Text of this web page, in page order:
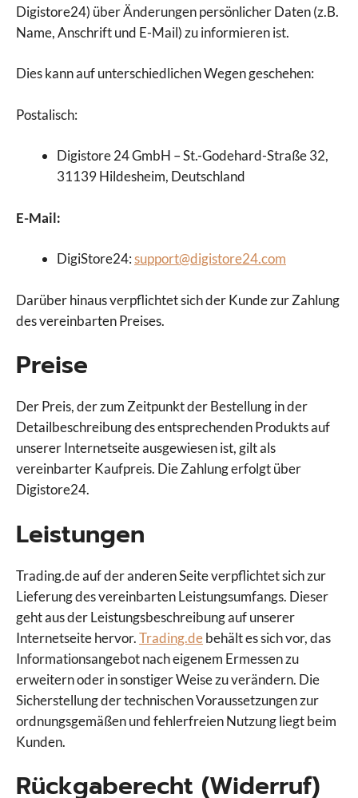
Digistore24) über Änderungen persönlicher Daten (z.B.
Name, Anschrift und E-Mail) zu informieren ist.
Dies kann auf unterschiedlichen Wegen geschehen:
Postalisch:
Digistore 24 GmbH – St.-Godehard-Straße 32,
31139 Hildesheim, Deutschland
E-Mail:
DigiStore24:support@digistore24.com
Darüber hinaus verpflichtet sich der Kunde zur Zahlung
des vereinbarten Preises.
Preise
Der Preis, der zum Zeitpunkt der Bestellung in der
Detailbeschreibung des entsprechenden Produkts auf
unserer Internetseite ausgewiesen ist, gilt als
vereinbarter Kaufpreis. Die Zahlung erfolgt über
Digistore24.
Leistungen
Trading.de auf der anderen Seite verpflichtet sich zur
Lieferung des vereinbarten Leistungsumfangs. Dieser
geht aus der Leistungsbeschreibung auf unserer
Internetseite hervor.Trading.debehält es sich vor, das
Informationsangebot nach eigenem Ermessen zu
erweitern oder in sonstiger Weise zu verändern. Die
Sicherstellung der technischen Voraussetzungen zur
ordnungsgemäßen und fehlerfreien Nutzung liegt beim
Kunden.
Rückgaberecht (Widerruf)